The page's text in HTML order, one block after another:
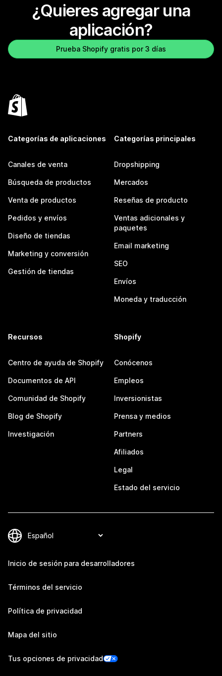
¿Quieres agregar una
aplicación?
Prueba Shopify gratis por 3 días
Categorías de aplicaciones
Canales de venta
Búsqueda de productos
Venta de productos
Pedidos y envíos
Diseño de tiendas
Marketing y conversión
Gestión de tiendas
Categorías principales
Dropshipping
Mercados
Reseñas de producto
Ventas adicionales y
paquetes
Email marketing
SEO
Envíos
Moneda y traducción
Recursos
Centro de ayuda de Shopify
Documentos de API
Comunidad de Shopify
Blog de Shopify
Investigación
Shopify
Conócenos
Empleos
Inversionistas
Prensa y medios
Partners
Afiliados
Legal
Estado del servicio
Inicio de sesión para desarrolladores
Términos del servicio
Política de privacidad
Mapa del sitio
Tus opciones de privacidad